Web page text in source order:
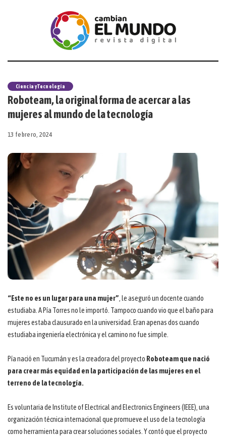
Ciencia y Tecnología
Roboteam, la original forma de acercar a las
mujeres al mundo de la tecnología
13 febrero, 2024
“Este no es un lugar para una mujer” , le aseguró un docente cuando
estudiaba. A Pía Torres no le importó. Tampoco cuando vio que el baño para
mujeres estaba clausurado en la universidad. Eran apenas dos cuando
estudiaba ingeniería electrónica y el camino no fue simple.
Pía nació en Tucumán y es la creadora del proyecto Roboteam que nació
para crear más equidad en la participación de las mujeres en el
terreno de la tecnología.
Es voluntaria de Institute of Electrical and Electronics Engineers (IEEE), una
organización técnica internacional que promueve el uso de la tecnología
como herramienta para crear soluciones sociales. Y contó que el proyecto